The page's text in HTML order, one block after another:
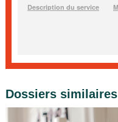
Dossiers similaires